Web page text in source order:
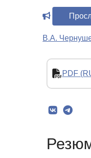
В.А.
PDF